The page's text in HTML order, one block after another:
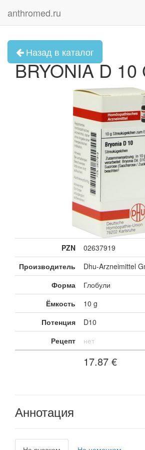
anthromed.ru
Назад в каталог
BRYONIA D 10
PZN
02637919
Производитель
Dhu-Arzneimittel
Форма
Глобули
Ёмкость
10 g
Потенция
D10
Рецепт
нет
17.87 €
Аннотация